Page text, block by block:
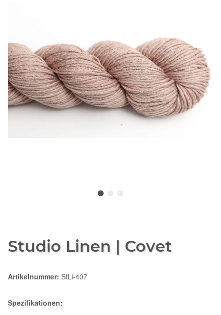
Studio Linen | Covet
Artikelnummer: StLi-407
Spezifikationen: